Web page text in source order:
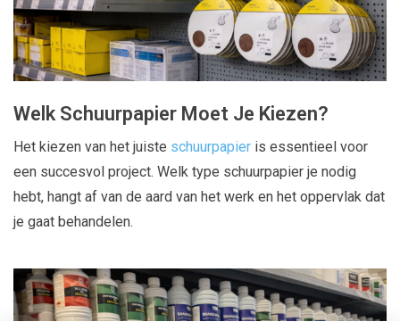
Welk Schuurpapier Moet Je Kiezen?
Het kiezen van het juiste schuurpapier is essentieel voor
een succesvol project. Welk type schuurpapier je nodig
hebt, hangt af van de aard van het werk en het oppervlak dat
je gaat behandelen.